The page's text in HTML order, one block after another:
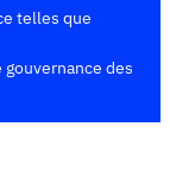
telles que
des